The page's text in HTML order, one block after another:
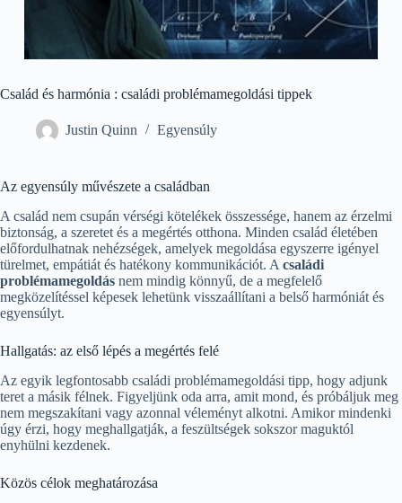
Család és harmónia : családi problémamegoldási tippek
Justin Quinn Egyensúly
Az egyensúly művészete a családban
A család nem csupán vérségi kötelékek összessége, hanem az érzelmi
biztonság, a szeretet és a megértés otthona. Minden család életében
előfordulhatnak nehézségek, amelyek megoldása egyszerre igényel
türelmet, empátiát és hatékony kommunikációt. A családi
problémamegoldás nem mindig könnyű, de a megfelelő
megközelítéssel képesek lehetünk visszaállítani a belső harmóniát és
egyensúlyt.
Hallgatás: az első lépés a megértés felé
Az egyik legfontosabb családi problémamegoldási tipp, hogy adjunk
teret a másik félnek. Figyeljünk oda arra, amit mond, és próbáljuk meg
nem megszakítani vagy azonnal véleményt alkotni. Amikor mindenki
úgy érzi, hogy meghallgatják, a feszültségek sokszor maguktól
enyhülni kezdenek.
Közös célok meghatározása